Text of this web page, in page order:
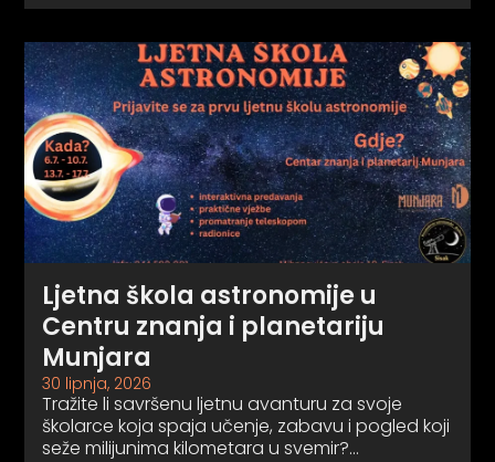
Ljetna škola astronomije u
Centru znanja i planetariju
Munjara
30 lipnja, 2026
Tražite li savršenu ljetnu avanturu za svoje
školarce koja spaja učenje, zabavu i pogled koji
seže milijunima kilometara u svemir?…